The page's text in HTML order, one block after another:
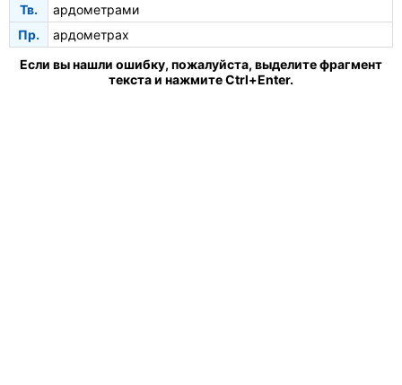
Тв.
ардометрами
Пр.
ардометрах
Если вы нашли ошибку, пожалуйста, выделите фрагмент
текста и нажмите Ctrl+Enter.